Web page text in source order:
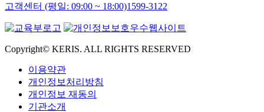
고객센터 (평일: 09:00 ~ 18:00)1599-3122
Copyright© KERIS. ALL RIGHTS RESERVED
이용약관
개인정보처리방침
개인정보 재동의
기관소개